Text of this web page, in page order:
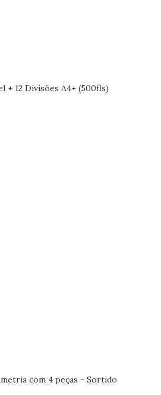
+ 12 Divisões A4+ (500fls)
com 4 peças - Sortido